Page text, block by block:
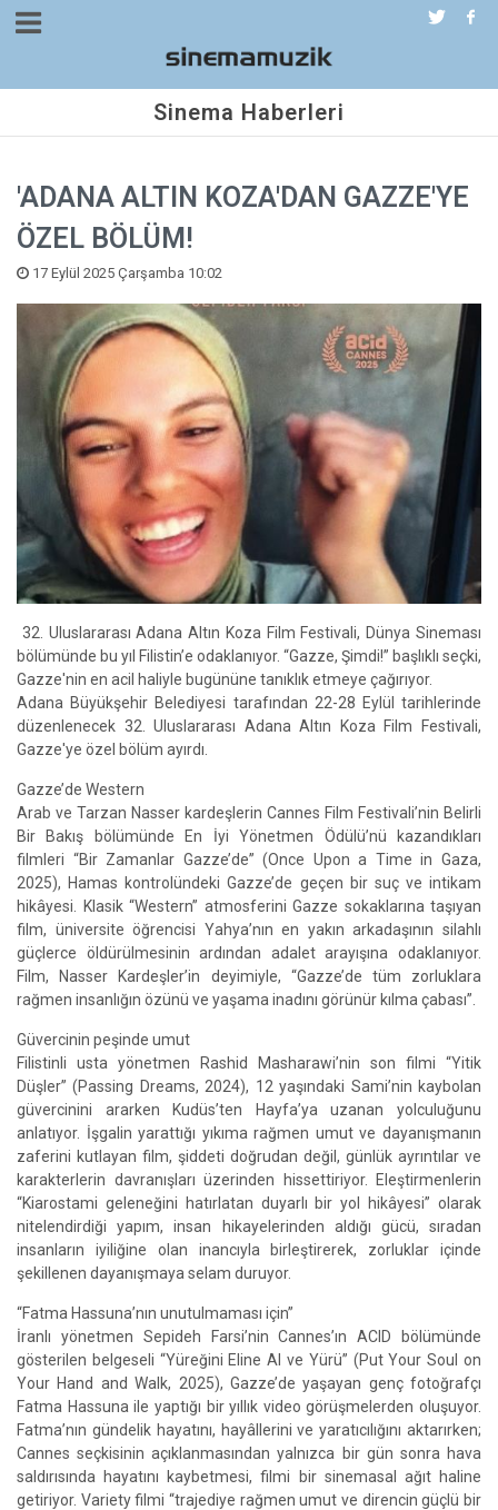
Sinema Haberleri
'ADANA ALTIN KOZA'DAN GAZZE'YE
ÖZEL BÖLÜM!
17 Eylül 2025 Çarşamba 10:02
32. Uluslararası Adana Altın Koza Film Festivali, Dünya Sineması
bölümünde bu yıl Filistin’e odaklanıyor. “Gazze, Şimdi!” başlıklı seçki,
Gazze'nin en acil haliyle bugününe tanıklık etmeye çağırıyor.
Adana Büyükşehir Belediyesi tarafından 22-28 Eylül tarihlerinde
düzenlenecek 32. Uluslararası Adana Altın Koza Film Festivali,
Gazze'ye özel bölüm ayırdı.
Gazze’de Western
Arab ve Tarzan Nasser kardeşlerin Cannes Film Festivali’nin Belirli
Bir Bakış bölümünde En İyi Yönetmen Ödülü’nü kazandıkları
filmleri “Bir Zamanlar Gazze’de” (Once Upon a Time in Gaza,
2025), Hamas kontrolündeki Gazze’de geçen bir suç ve intikam
hikâyesi. Klasik “Western” atmosferini Gazze sokaklarına taşıyan
film, üniversite öğrencisi Yahya’nın en yakın arkadaşının silahlı
güçlerce öldürülmesinin ardından adalet arayışına odaklanıyor.
Film, Nasser Kardeşler’in deyimiyle, “Gazze’de tüm zorluklara
rağmen insanlığın özünü ve yaşama inadını görünür kılma çabası”.
Güvercinin peşinde umut
Filistinli usta yönetmen Rashid Masharawi’nin son filmi “Yitik
Düşler” (Passing Dreams, 2024), 12 yaşındaki Sami’nin kaybolan
güvercinini ararken Kudüs’ten Hayfa’ya uzanan yolculuğunu
anlatıyor. İşgalin yarattığı yıkıma rağmen umut ve dayanışmanın
zaferini kutlayan film, şiddeti doğrudan değil, günlük ayrıntılar ve
karakterlerin davranışları üzerinden hissettiriyor. Eleştirmenlerin
“Kiarostami geleneğini hatırlatan duyarlı bir yol hikâyesi” olarak
nitelendirdiği yapım, insan hikayelerinden aldığı gücü, sıradan
insanların iyiliğine olan inancıyla birleştirerek, zorluklar içinde
şekillenen dayanışmaya selam duruyor.
“Fatma Hassuna’nın unutulmaması için”
İranlı yönetmen Sepideh Farsi’nin Cannes’ın ACID bölümünde
gösterilen belgeseli “Yüreğini Eline Al ve Yürü” (Put Your Soul on
Your Hand and Walk, 2025), Gazze’de yaşayan genç fotoğrafçı
Fatma Hassuna ile yaptığı bir yıllık video görüşmelerden oluşuyor.
Fatma’nın gündelik hayatını, hayâllerini ve yaratıcılığını aktarırken;
Cannes seçkisinin açıklanmasından yalnızca bir gün sonra hava
saldırısında hayatını kaybetmesi, filmi bir sinemasal ağıt haline
getiriyor. Variety filmi “trajediye rağmen umut ve direncin güçlü bir